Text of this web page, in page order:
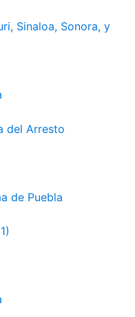
Sinaloa, Sonora, y
del Arresto
de Puebla